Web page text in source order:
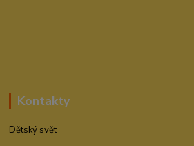
Kontakty
Dětský svět